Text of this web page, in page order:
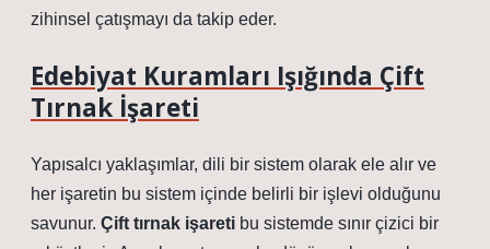
zihinsel çatışmayı da takip eder.
Edebiyat Kuramları Işığında Çift
Tırnak İşareti
Yapısalcı yaklaşımlar, dili bir sistem olarak ele alır ve
her işaretin bu sistem içinde belirli bir işlevi olduğunu
savunur. Çift tırnak işareti bu sistemde sınır çizici bir